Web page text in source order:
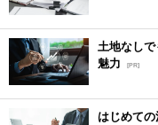
土地なし
魅力
[PR]
はじめて